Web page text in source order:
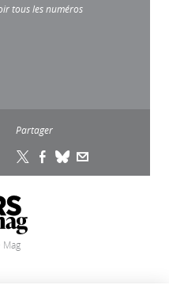
tous les numéros
Partager
Mag